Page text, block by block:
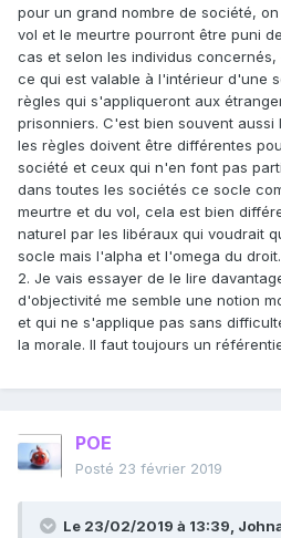
2): Peut-être aussi que tu as le
paresseux et de lire davantage
avant de conclure qu'il est
à l'idée de loi naturelle.
Et de toute façon, si c'était le cas,
pertinence de Cicéron, mais ça
différence philosophique
pensent que le Bien est objectif
romains, chrétiens,
Holbach ou Ayn Rand) et ceux,
parmi les Modernes) qui pensent
objectives n'existent pas. Savoir
naturelle est important, mais
naturelle est encore plus
pour un grand nombre de société,
vol et le meurtre pourront être puni
cas et selon les individus
ce qui est valable à l'intérieur d'une
règles qui s'appliqueront aux
prisonniers. C'est bien souvent
les règles doivent être différentes
société et ceux qui n'en font pas
dans toutes les sociétés ce socle
meurtre et du vol, cela est bien
naturel par les libéraux qui voudrait
socle mais l'alpha et l'omega du droit.
2. Je vais essayer de le lire
d'objectivité me semble une notion
et qui ne s'applique pas sans
la morale. Il faut toujours un
POE
Posté 23 février 2019
Le 23/02/2019 à 13:39,